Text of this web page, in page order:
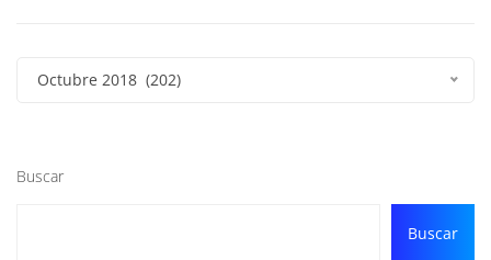
Octubre 2018 (202)
Buscar
Buscar